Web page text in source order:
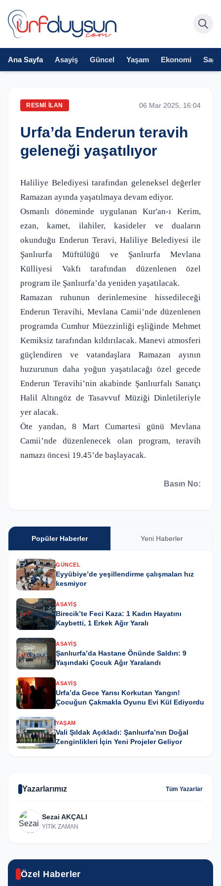
Ana Sayfa Asayiş Güncel Yaşam Ekonomi
RESMI İLAN 06 Mar 2025, 16:04
Urfa’da Enderun teravih
geleneği yaşatılıyor
Haliliye Belediyesi tarafından geleneksel değerler
Ramazan ayında yaşatılmaya devam ediyor.
Osmanlı döneminde uygulanan Kur'an-ı Kerim,
ezan, kamet, ilahiler, kasideler ve duaların
okunduğu Enderun Teravi, Haliliye Belediyesi ile
Şanlıurfa Müftülüğü ve Şanlıurfa Mevlana
Külliyesi Vakfı tarafından düzenlenen özel
program ile Şanlıurfa’da yeniden yaşatılacak.
Ramazan ruhunun derinlemesine hissedileceği
Enderun Teravihi, Mevlana Camii’nde düzenlenen
programda Cumhur Müezzinliği eşliğinde Mehmet
Kemiksiz tarafından kıldırılacak. Manevi atmosferi
güçlendiren ve vatandaşlara Ramazan ayının
huzurunun daha yoğun yaşatılacağı özel gecede
Enderun Teravihi’nin akabinde Şanlıurfalı Sanatçı
Halil Altıngöz de Tasavvuf Müziği Dinletileriyle
yer alacak.
Öte yandan, 8 Mart Cumartesi günü Mevlana
Camii’nde düzenlenecek olan program, teravih
namazı öncesi 19.45’de başlayacak.
Basın No:
Popüler Haberler Yeni Haberler
GÜNCEL
Eyyübiye’de yeşillendirme çalışmaları hız
kesmiyor
ASAYIŞ
Birecik’te Feci Kaza: 1 Kadın Hayatını
Kaybetti, 1 Erkek Ağır Yaralı
ASAYIŞ
Şanlıurfa’da Hastane Önünde Saldırı: 9
Yaşındaki Çocuk Ağır Yaralandı
ASAYIŞ
Urfa’da Gece Yarısı Korkutan Yangın!
Çocuğun Çakmakla Oyunu Evi Kül Ediyordu
YAŞAM
Vali Şıldak Açıkladı: Şanlıurfa’nın Doğal
Zenginlikleri İçin Yeni Projeler Geliyor
Yazarlarımız Tüm Yazarlar
Sezai AKÇALI
YİTİK ZAMAN
Özel Haberler
GÜNCEL
Karaköprü’de yıl sonu resim sergisi
ASAYIŞ